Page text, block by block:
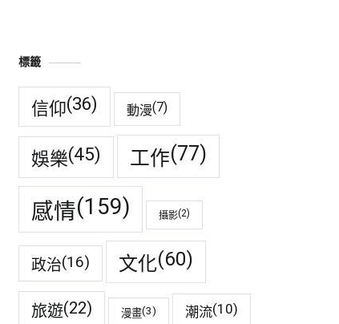
標籤
信仰(36) 動漫(7)
娛樂(45) 工作(77)
感情(159) 攝影(2)
政治(16) 文化(60)
旅遊(22) 漫畫(3) 潮流(10)